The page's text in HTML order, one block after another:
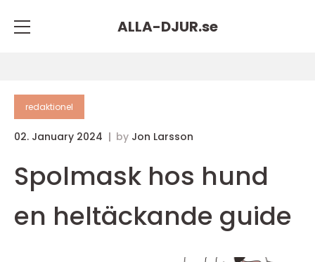
ALLA-DJUR.se
redaktionel
02. January 2024 by Jon Larsson
Spolmask hos hund
en heltäckande guide